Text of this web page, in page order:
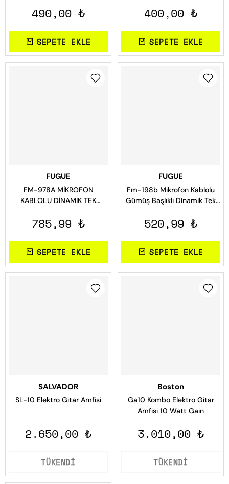
490,00 ₺
SEPETE EKLE
400,00 ₺
SEPETE EKLE
FUGUE
FM-978A MİKROFON
KABLOLU DİNAMİK TEK
Kablolu
785,99 ₺
SEPETE EKLE
FUGUE
Fm-198b Mikrofon Kablolu
Gümüş Başlıklı Dinamik Tek
520,99 ₺
SEPETE EKLE
SALVADOR
SL-10 Elektro Gitar Amfisi
2.650,00 ₺
TÜKENDİ
Boston
Ga10 Kombo Elektro Gitar
Amfisi 10 Watt Gain
3.010,00 ₺
TÜKENDİ